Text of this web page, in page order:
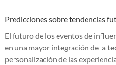
Predicciones sobre tendencias
El futuro de los eventos de
en una mayor integración de la
personalización de las